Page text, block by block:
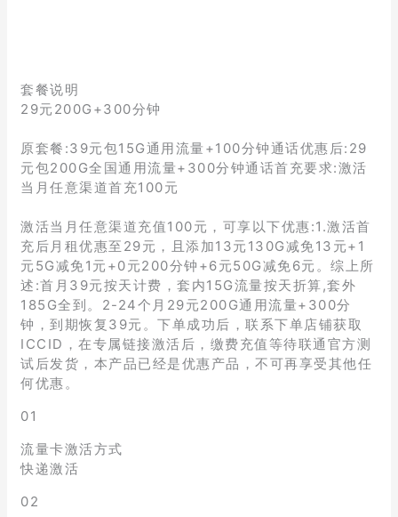
套餐说明
29元200G+300分钟
原套餐:39元包15G通用流量+100分钟通话优惠后:29
元包200G全国通用流量+300分钟通话首充要求:激活
当月任意渠道首充100元
激活当月任意渠道充值100元，可享以下优惠:1.激活首
充后月租优惠至29元，且添加13元130G减免13元+1
元5G减免1元+0元200分钟+6元50G减免6元。综上所
述:首月39元按天计费，套内15G流量按天折算,套外
185G全到。2-24个月29元200G通用流量+300分
钟，到期恢复39元。下单成功后，联系下单店铺获取
ICCID，在专属链接激活后，缴费充值等待联通官方测
试后发货，本产品已经是优惠产品，不可再享受其他任
何优惠。
01
流量卡激活方式
快递激活
02